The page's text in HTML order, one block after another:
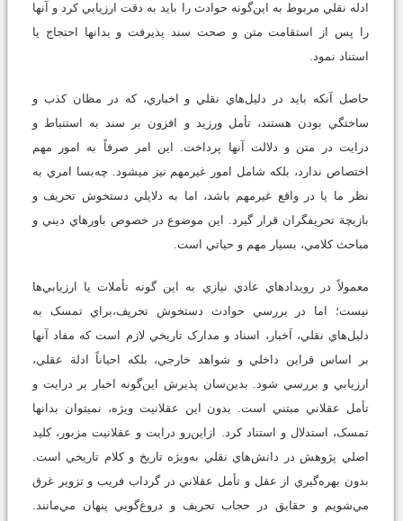
ادله نقلي مربوط به اين‌گونه حوادث را بايد به دقت ارزيابي كرد و آنها
را پس از استقامت متن و صحت سند پذيرفت و بدانها احتجاج يا
استناد نمود.
حاصل آنکه بايد در دليل‌‏هاي نقلي و اخباري، که در مظان کذب و
ساختگي ‏بودن هستند، تأمل ورزيد و افزون بر سند به استنباط و
درايت در متن و دلالت آنها پرداخت. اين امر صرفاً به امور مهم
اختصاص ندارد، بلکه شامل امور غيرمهم نيز مي‏شود. چه‌بسا امري به
نظر ما يا در واقع غيرمهم باشد، اما به دلايلي دستخوش تحريف و
بازيچة تحريفگران قرار گيرد. اين موضوع در خصوص باورهاي ديني و
مباحث كلامي، بسيار مهم و حياتي است.
معمولاً در رويدادهاي عادي نيازي به اين گونه تأملات يا ارزيابي‌ها
نيست؛ اما در بررسي حوادث دستخوش تحريف،‌براي تمسک به
دليل‌هاي نقلي، اَخبار، اسناد و مدارک تاريخي لازم است که مفاد آنها
بر اساس قراين داخلي و شواهد خارجي، بلکه احياناً ادلة عقلي،
ارزيابي و بررسي شود. بدين‌سان پذيرش اين‌گونه اخبار بر درايت و
تأمل عقلاني مبتني است. بدون اين عقلانيت ويژه، نمي‏توان بدانها
تمسک، استدلال و استناد كرد. ازاين‌رو درايت و عقلانيت مزبور، کليد
اصلي پژوهش در دانش‌هاي نقلي به‌ويژه تاريخ و کلام تاريخي است.
بدون بهره‌گيري از عقل و تأمل عقلاني در گرداب فريب و تزوير غرق
مي‌شويم و حقايق در حجاب تحريف و دروغ‌گويي پنهان مي‌مانند.